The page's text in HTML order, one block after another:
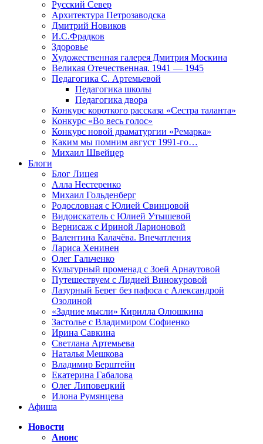
Русский Север
Архитектура Петрозаводска
Дмитрий Новиков
И.С.Фрадков
Здоровье
Художественная галерея Дмитрия Москина
Великая Отечественная. 1941 — 1945
Педагогика С. Артемьевой
Педагогика школы
Педагогика двора
Конкурс короткого рассказа «Сестра таланта»
Конкурс «Во весь голос»
Конкурс новой драматургии «Ремарка»
Каким мы помним август 1991-го…
Михаил Швейцер
Блоги
Блог Лицея
Алла Нестеренко
Михаил Гольденберг
Родословная с Юлией Свинцовой
Видоискатель с Юлией Утышевой
Вернисаж с Ириной Ларионовой
Валентина Калачёва. Впечатления
Лариса Хенинен
Олег Гальченко
Культурный променад с Зоей Арнаутовой
Путешествуем с Лидией Винокуровой
Лазурный Берег без пафоса с Александрой
Озолиной
«Задние мысли» Кирилла Олюшкина
Застолье с Владимиром Софиенко
Ирина Савкина
Светлана Артемьева
Наталья Мешкова
Владимир Берштейн
Екатерина Габалова
Олег Липовецкий
Илона Румянцева
Афиша
Новости
Анонс